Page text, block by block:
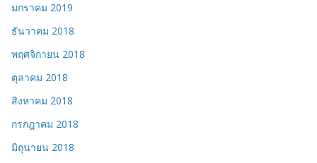
มกราคม 2019
ธันวาคม 2018
พฤศจิกายน 2018
ตุลาคม 2018
สิงหาคม 2018
กรกฎาคม 2018
มิถุนายน 2018